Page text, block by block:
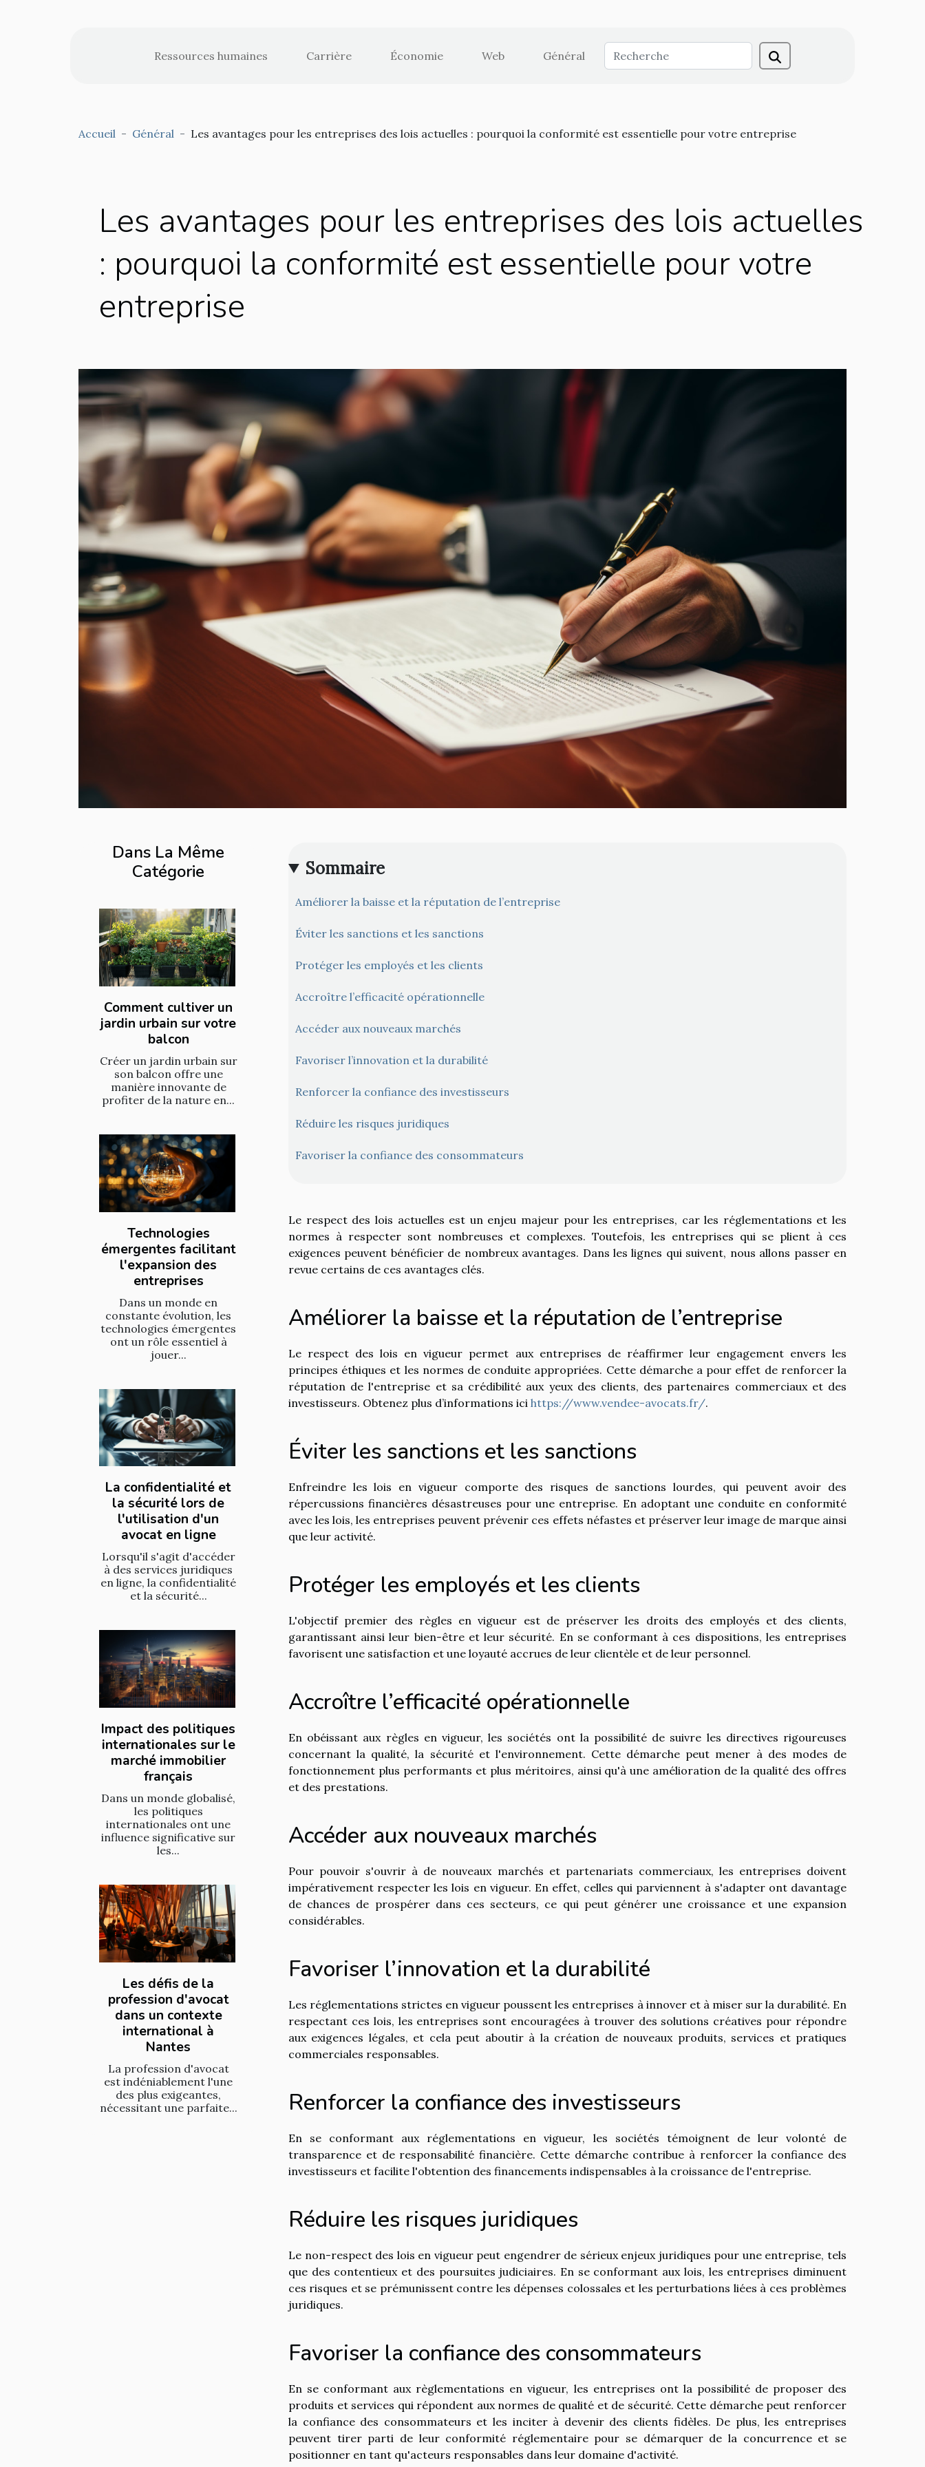
Ressources humaines Carrière Économie Web Général
Accueil Général Les avantages pour les entreprises des lois actuelles : pourquoi la conformité est essentielle pour votre entreprise
Les avantages pour les entreprises des lois actuelles
: pourquoi la conformité est essentielle pour votre
entreprise
Dans La Même
Catégorie
Comment cultiver un
jardin urbain sur votre
balcon
Créer un jardin urbain sur
son balcon offre une
manière innovante de
profiter de la nature en...
Technologies
émergentes facilitant
l'expansion des
entreprises
Dans un monde en
constante évolution, les
technologies émergentes
ont un rôle essentiel à
jouer...
La confidentialité et
la sécurité lors de
l'utilisation d'un
avocat en ligne
Lorsqu'il s'agit d'accéder
à des services juridiques
en ligne, la confidentialité
et la sécurité...
Impact des politiques
internationales sur le
marché immobilier
français
Dans un monde globalisé,
les politiques
internationales ont une
influence significative sur
les...
Les défis de la
profession d'avocat
dans un contexte
international à
Nantes
La profession d'avocat
est indéniablement l'une
des plus exigeantes,
nécessitant une parfaite...
Sommaire
Améliorer la baisse et la réputation de l’entreprise
Éviter les sanctions et les sanctions
Protéger les employés et les clients
Accroître l’efficacité opérationnelle
Accéder aux nouveaux marchés
Favoriser l’innovation et la durabilité
Renforcer la confiance des investisseurs
Réduire les risques juridiques
Favoriser la confiance des consommateurs
Le respect des lois actuelles est un enjeu majeur pour les entreprises, car les réglementations et les
normes à respecter sont nombreuses et complexes. Toutefois, les entreprises qui se plient à ces
exigences peuvent bénéficier de nombreux avantages. Dans les lignes qui suivent, nous allons passer en
revue certains de ces avantages clés.
Améliorer la baisse et la réputation de l’entreprise
Le respect des lois en vigueur permet aux entreprises de réaffirmer leur engagement envers les
principes éthiques et les normes de conduite appropriées. Cette démarche a pour effet de renforcer la
réputation de l'entreprise et sa crédibilité aux yeux des clients, des partenaires commerciaux et des
investisseurs. Obtenez plus d’informations ici https://www.vendee-avocats.fr/.
Éviter les sanctions et les sanctions
Enfreindre les lois en vigueur comporte des risques de sanctions lourdes, qui peuvent avoir des
répercussions financières désastreuses pour une entreprise. En adoptant une conduite en conformité
avec les lois, les entreprises peuvent prévenir ces effets néfastes et préserver leur image de marque ainsi
que leur activité.
Protéger les employés et les clients
L'objectif premier des règles en vigueur est de préserver les droits des employés et des clients,
garantissant ainsi leur bien-être et leur sécurité. En se conformant à ces dispositions, les entreprises
favorisent une satisfaction et une loyauté accrues de leur clientèle et de leur personnel.
Accroître l’efficacité opérationnelle
En obéissant aux règles en vigueur, les sociétés ont la possibilité de suivre les directives rigoureuses
concernant la qualité, la sécurité et l'environnement. Cette démarche peut mener à des modes de
fonctionnement plus performants et plus méritoires, ainsi qu'à une amélioration de la qualité des offres
et des prestations.
Accéder aux nouveaux marchés
Pour pouvoir s'ouvrir à de nouveaux marchés et partenariats commerciaux, les entreprises doivent
impérativement respecter les lois en vigueur. En effet, celles qui parviennent à s'adapter ont davantage
de chances de prospérer dans ces secteurs, ce qui peut générer une croissance et une expansion
considérables.
Favoriser l’innovation et la durabilité
Les réglementations strictes en vigueur poussent les entreprises à innover et à miser sur la durabilité. En
respectant ces lois, les entreprises sont encouragées à trouver des solutions créatives pour répondre
aux exigences légales, et cela peut aboutir à la création de nouveaux produits, services et pratiques
commerciales responsables.
Renforcer la confiance des investisseurs
En se conformant aux réglementations en vigueur, les sociétés témoignent de leur volonté de
transparence et de responsabilité financière. Cette démarche contribue à renforcer la confiance des
investisseurs et facilite l'obtention des financements indispensables à la croissance de l'entreprise.
Réduire les risques juridiques
Le non-respect des lois en vigueur peut engendrer de sérieux enjeux juridiques pour une entreprise, tels
que des contentieux et des poursuites judiciaires. En se conformant aux lois, les entreprises diminuent
ces risques et se prémunissent contre les dépenses colossales et les perturbations liées à ces problèmes
juridiques.
Favoriser la confiance des consommateurs
En se conformant aux règlementations en vigueur, les entreprises ont la possibilité de proposer des
produits et services qui répondent aux normes de qualité et de sécurité. Cette démarche peut renforcer
la confiance des consommateurs et les inciter à devenir des clients fidèles. De plus, les entreprises
peuvent tirer parti de leur conformité réglementaire pour se démarquer de la concurrence et se
positionner en tant qu'acteurs responsables dans leur domaine d'activité.